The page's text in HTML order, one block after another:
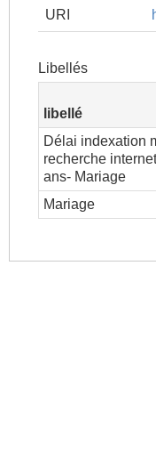
URI
Libellés
libellé
Délai indexation
recherche
ans- Mariage
Mariage